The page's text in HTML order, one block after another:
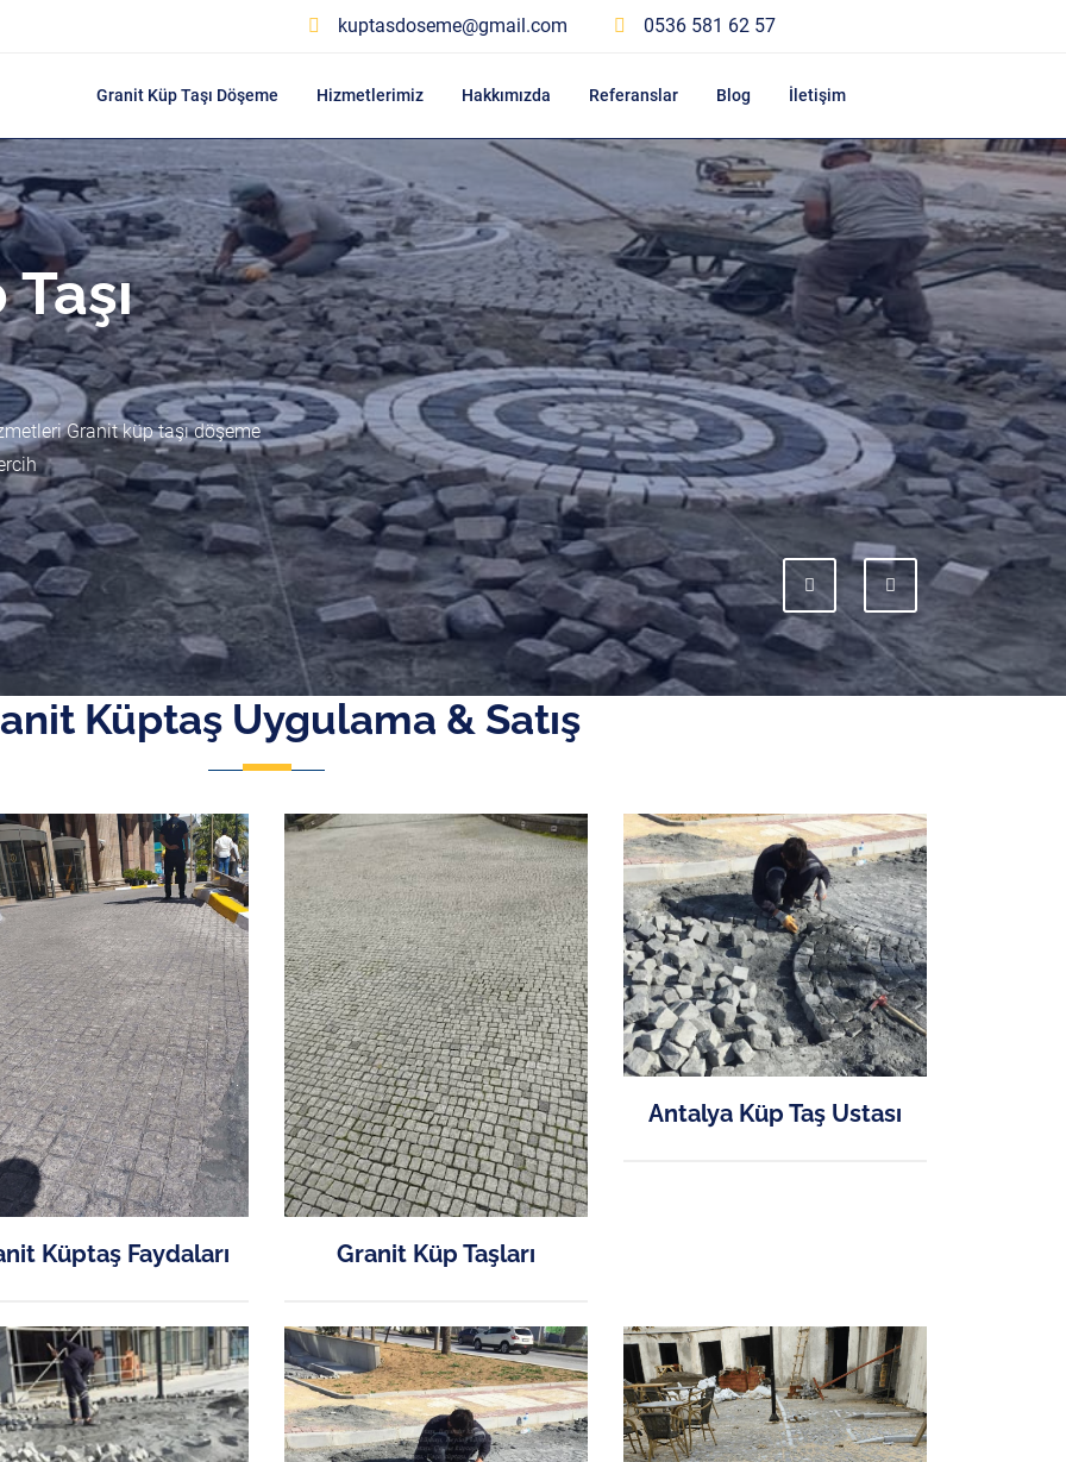
kuptasdoseme@gmail.com 0536 581 62 57
Granit Küp Taşı Döşeme Hizmetlerimiz Hakkımızda Referanslar Blog İletişim
Granit küp taşı döşeme
Previous Next
Küptaş Uygulama & Satış
Küptaş Faydaları Granit Küp Taşları
Antalya Küp Taş Ustası